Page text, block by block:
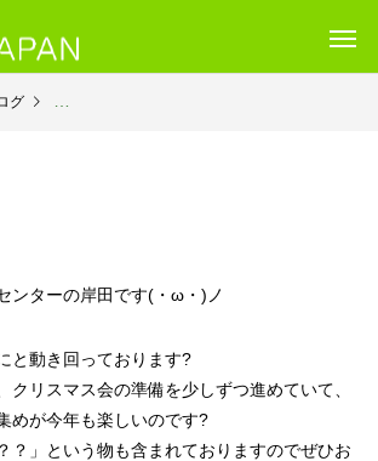
グ 就労継続支援Ｂ型・ニコサービス城東センター
ンターの岸田です(・ω・)ノ
と動き回っております?
クリスマス会の準備を少しずつ進めていて、
めが今年も楽しいのです?
？」という物も含まれておりますのでぜひお